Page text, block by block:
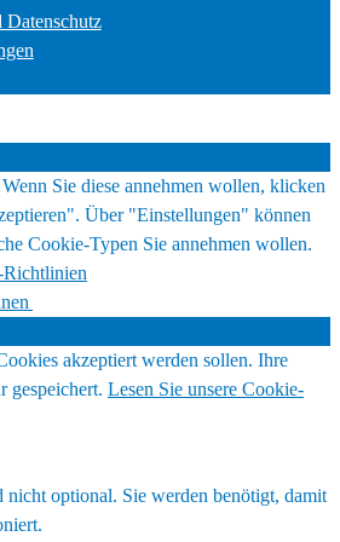
Datenschutz
Sie diese annehmen wollen, klicken
Über "Einstellungen" können
Cookie-Typen Sie annehmen wollen.
Richtlinien
akzeptiert werden sollen. Ihre
gespeichert. Lesen Sie unsere Cookie-
nicht optional. Sie werden benötigt, damit